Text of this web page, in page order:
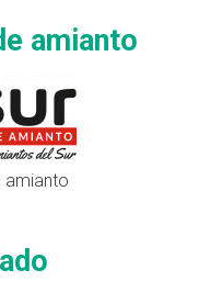
amianto
amianto